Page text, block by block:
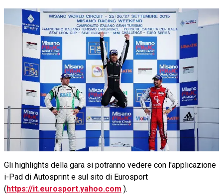
Gli highlights della gara si potranno vedere con l'applicazione
i-Pad di Autosprint e sul sito di Eurosport
(https://it.eurosport.yahoo.com ).